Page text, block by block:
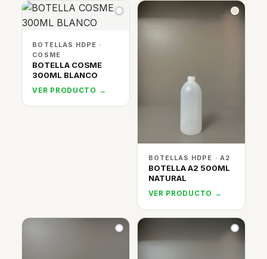
BOTELLAS HDPE ·
COSME
BOTELLA COSME
300ML BLANCO
VER PRODUCTO →
BOTELLAS HDPE · A2
BOTELLA A2 500ML
NATURAL
VER PRODUCTO →